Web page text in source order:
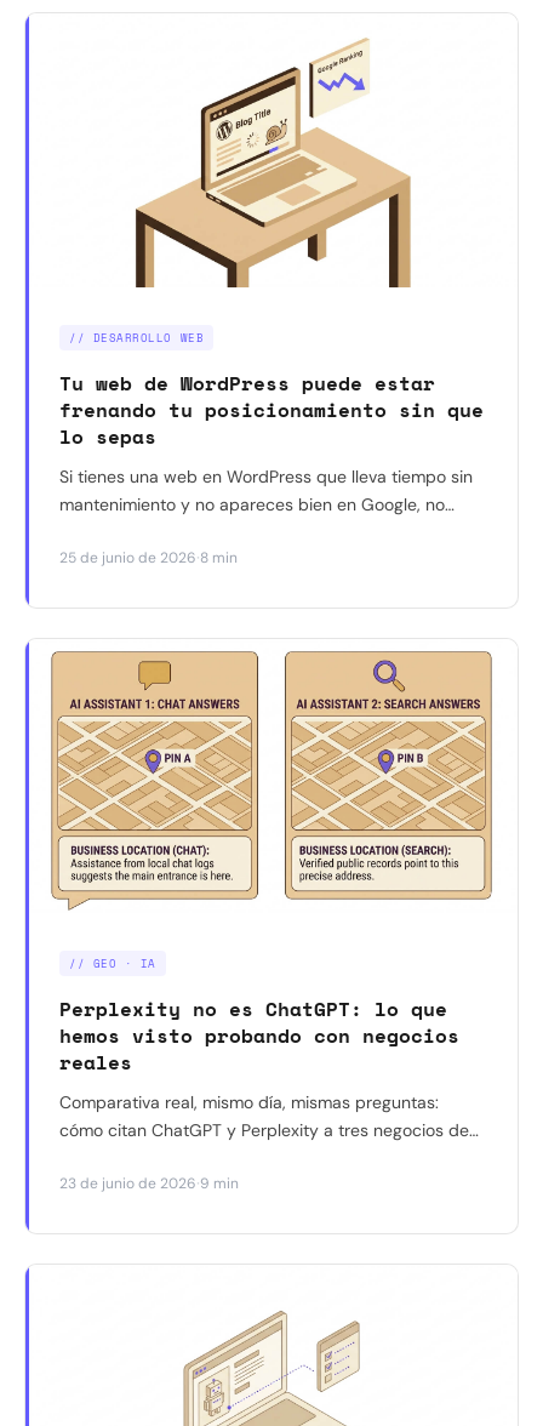
// DESARROLLO WEB
Tu web de WordPress puede estar
frenando tu posicionamiento sin que
lo sepas
Si tienes una web en WordPress que lleva tiempo sin
mantenimiento y no apareces bien en Google, no
de que WordPress está siendo el problema.
25 de junio de 2026·8 min
// GEO · IA
Perplexity no es ChatGPT: lo que
hemos visto probando con negocios
reales
Comparativa real, mismo día, mismas preguntas:
cómo citan ChatGPT y Perplexity a tres negocios de
Con capturas y datos, sin especulación.
23 de junio de 2026·9 min